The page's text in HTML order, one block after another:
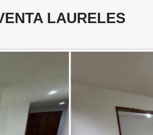
LAURELES